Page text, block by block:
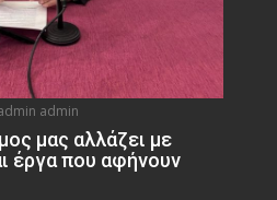
admin
μας αλλάζει με
έργα που αφήνουν